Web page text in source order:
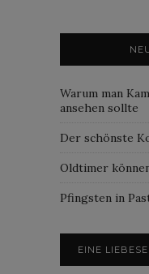
Warum man
ansehen sollte
Der schönste
Oldtimer
Pfingsten in
EINE